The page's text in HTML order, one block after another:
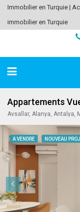
Immobilier en Turquie |
immobilier en Turquie
A VENDRE NOUVEAU